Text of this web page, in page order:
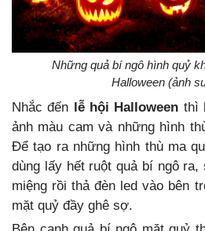
Những quả bí ngô hình quỷ
Halloween (ảnh
Nhắc đến lễ hội Halloween thì
ảnh màu cam và những hình
Để tạo ra những hình thù ma
dùng lấy hết ruột quả bí ngô ra,
miệng rồi thả đèn led vào bên
mặt quỷ đầy ghê sợ.